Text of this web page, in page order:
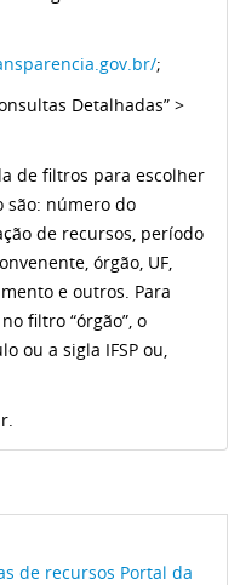
;
Detalhadas” >
de filtros para escolher
são: número do
de recursos, período
órgão, UF,
e outros. Para
filtro “órgão”, o
ou a sigla IFSP ou,
de recursos Portal da